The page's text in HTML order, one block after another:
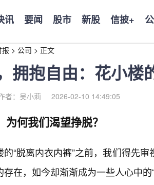
讯 要闻 股市 新股 信披+
> 公司 > 正文
拥抱自由：花小楼
者：吴小莉 2026-02-10 14:49:05
为何我们渴望挣脱？
“脱离内衣内裤”之前，我们得先审
在，如今却渐渐成为一些人心中的“